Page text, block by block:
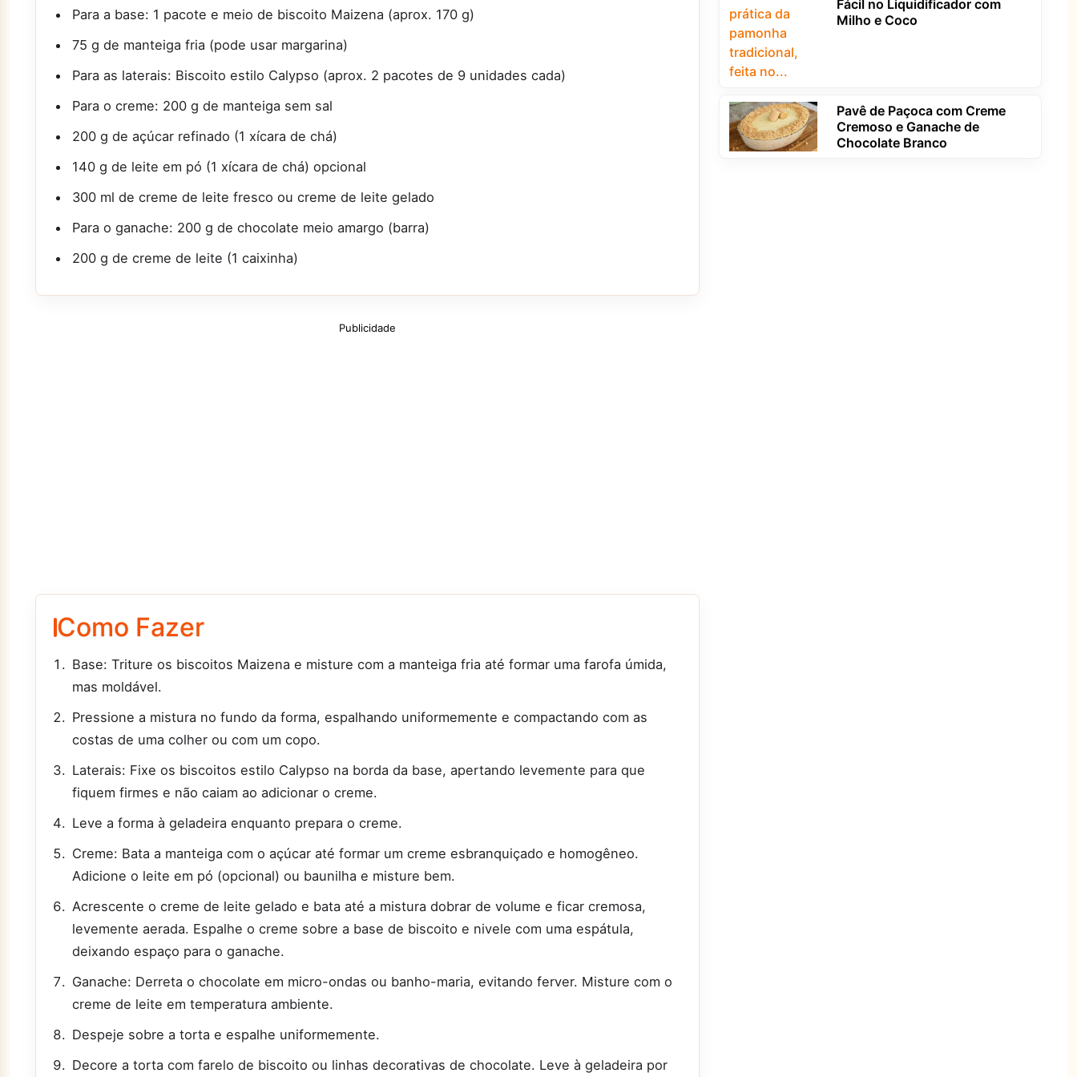
Para a base: 1 pacote e meio de biscoito Maizena (aprox. 170 g)
75 g de manteiga fria (pode usar margarina)
Para as laterais: Biscoito estilo Calypso (aprox. 2 pacotes de 9 unidades cada)
Para o creme: 200 g de manteiga sem sal
200 g de açúcar refinado (1 xícara de chá)
140 g de leite em pó (1 xícara de chá) opcional
300 ml de creme de leite fresco ou creme de leite gelado
Para o ganache: 200 g de chocolate meio amargo (barra)
200 g de creme de leite (1 caixinha)
Publicidade
Como Fazer
Base: Triture os biscoitos Maizena e misture com a manteiga fria até formar uma farofa úmida,
mas moldável.
Pressione a mistura no fundo da forma, espalhando uniformemente e compactando com as
costas de uma colher ou com um copo.
Laterais: Fixe os biscoitos estilo Calypso na borda da base, apertando levemente para que
fiquem firmes e não caiam ao adicionar o creme.
Leve a forma à geladeira enquanto prepara o creme.
Creme: Bata a manteiga com o açúcar até formar um creme esbranquiçado e homogêneo.
Adicione o leite em pó (opcional) ou baunilha e misture bem.
Acrescente o creme de leite gelado e bata até a mistura dobrar de volume e ficar cremosa,
levemente aerada. Espalhe o creme sobre a base de biscoito e nivele com uma espátula,
deixando espaço para o ganache.
Ganache: Derreta o chocolate em micro-ondas ou banho-maria, evitando ferver. Misture com o
creme de leite em temperatura ambiente.
Despeje sobre a torta e espalhe uniformemente.
Decore a torta com farelo de biscoito ou linhas decorativas de chocolate. Leve à geladeira por
Fácil no Liquidificador com
Milho e Coco
Pavê de Paçoca com Creme
Cremoso e Ganache de
Chocolate Branco